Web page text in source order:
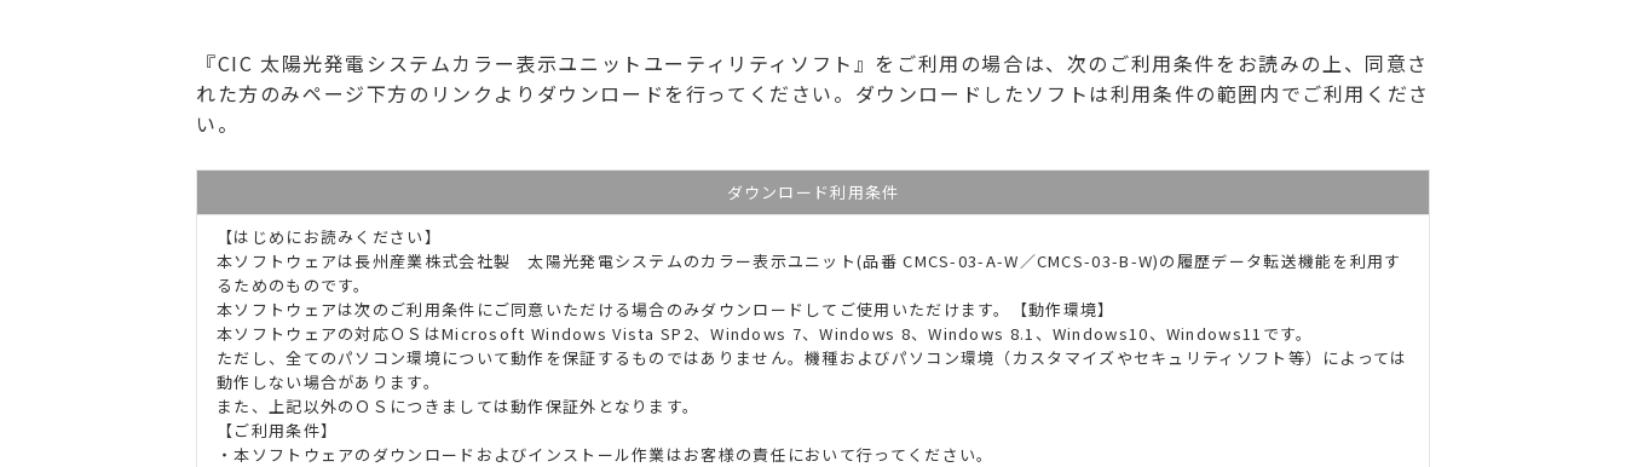
『CIC 太陽光発電システムカラー表示ユニットユーティリティソフト』をご利用の場合は、次のご利用条件をお読みの上、同意さ
れた方のみページ下方のリンクよりダウンロードを行ってください。ダウンロードしたソフトは利用条件の範囲内でご利用くださ
い。
ダウンロード利用条件
【はじめにお読みください】
本ソフトウェアは長州産業株式会社製 太陽光発電システムのカラー表示ユニット(品番 CMCS-03-A-W／CMCS-03-B-W)の履歴データ転送機能を利用す
るためのものです。
本ソフトウェアは次のご利用条件にご同意いただける場合のみダウンロードしてご使用いただけます。【動作環境】
本ソフトウェアの対応ＯＳはMicrosoft Windows Vista SP2、Windows 7、Windows 8、Windows 8.1、Windows10、Windows11です。
ただし、全てのパソコン環境について動作を保証するものではありません。機種およびパソコン環境（カスタマイズやセキュリティソフト等）によっては
動作しない場合があります。
また、上記以外のＯＳにつきましては動作保証外となります。
【ご利用条件】
・本ソフトウェアのダウンロードおよびインストール作業はお客様の責任において行ってください。